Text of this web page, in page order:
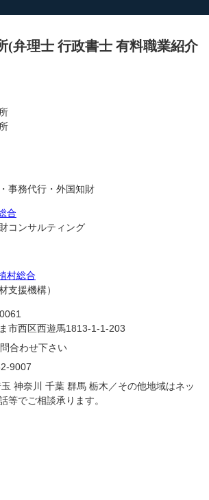
(弁理士 行政書士 有料職業紹介
事務代行・外国知財
合
ンサルティング
村総合
援機構）
市西区西遊馬1813-1-1-203
合わせ下さい
9007
神奈川 千葉 群馬 栃木／その他地域はネッ
等でご相談承ります。